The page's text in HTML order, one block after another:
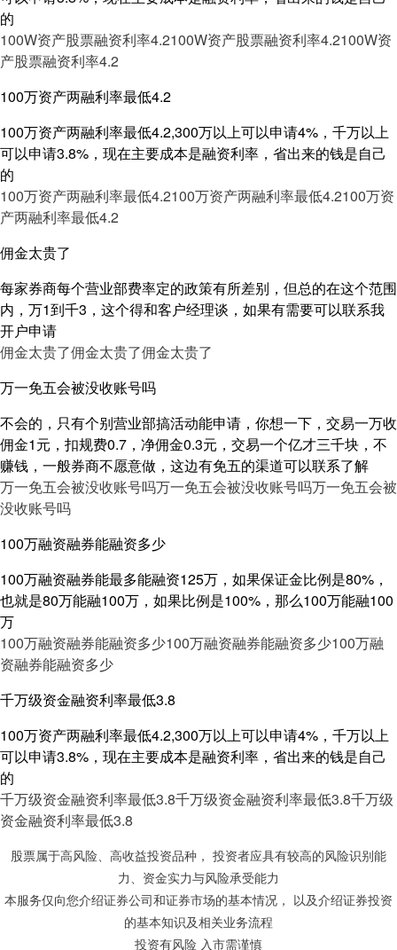
的
100W资产股票融资利率4.2100W资产股票融资利率4.2100W资
产股票融资利率4.2
100万资产两融利率最低4.2
100万资产两融利率最低4.2,300万以上可以申请4%，千万以上
可以申请3.8%，现在主要成本是融资利率，省出来的钱是自己
的
100万资产两融利率最低4.2100万资产两融利率最低4.2100万资
产两融利率最低4.2
佣金太贵了
每家券商每个营业部费率定的政策有所差别，但总的在这个范围
内，万1到千3，这个得和客户经理谈，如果有需要可以联系我
开户申请
佣金太贵了佣金太贵了佣金太贵了
万一免五会被没收账号吗
不会的，只有个别营业部搞活动能申请，你想一下，交易一万收
佣金1元，扣规费0.7，净佣金0.3元，交易一个亿才三千块，不
赚钱，一般券商不愿意做，这边有免五的渠道可以联系了解
万一免五会被没收账号吗万一免五会被没收账号吗万一免五会被
没收账号吗
100万融资融券能融资多少
100万融资融券能最多能融资125万，如果保证金比例是80%，
也就是80万能融100万，如果比例是100%，那么100万能融100
万
100万融资融券能融资多少100万融资融券能融资多少100万融
资融券能融资多少
千万级资金融资利率最低3.8
100万资产两融利率最低4.2,300万以上可以申请4%，千万以上
可以申请3.8%，现在主要成本是融资利率，省出来的钱是自己
的
千万级资金融资利率最低3.8千万级资金融资利率最低3.8千万级
资金融资利率最低3.8
股票属于高风险、高收益投资品种， 投资者应具有较高的风险识别能
力、资金实力与风险承受能力
本服务仅向您介绍证券公司和证券市场的基本情况， 以及介绍证券投资
的基本知识及相关业务流程
投资有风险 入市需谨慎